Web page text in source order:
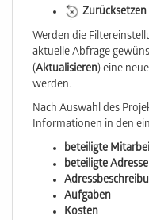
Zurücksetzen
Werden die
aktuelle Abfrage
(Aktualisieren) eine
werden.
Nach Auswahl des
Informationen in den
beteiligte
beteiligte
Aufgaben
Kosten